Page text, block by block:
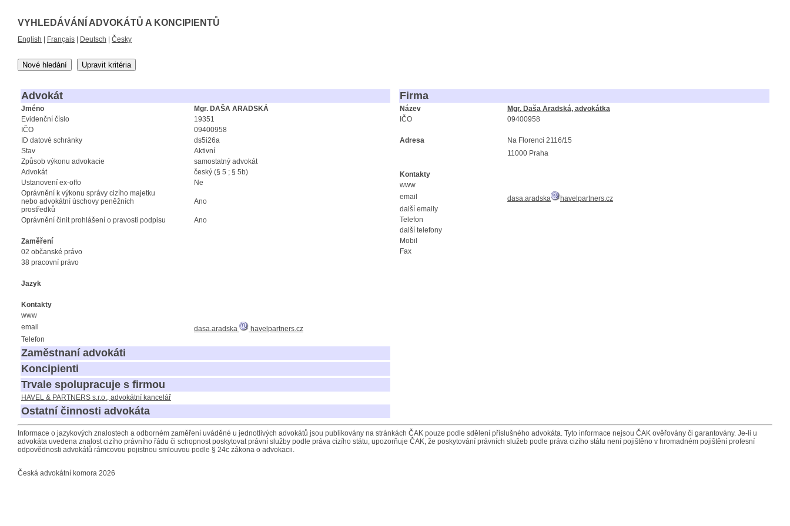
VYHLEDÁVÁNÍ ADVOKÁTŮ A KONCIPIENTŮ
English Français Deutsch Česky
Nové hledání Upravit kritéria
Advokát
Jméno
Mgr. DAŠA ARADSKÁ
Evidenční číslo
19351
IČO
09400958
ID datové schránky
ds5i26a
Stav
Aktivní
Způsob výkonu advokacie
samostatný advokát
Advokát
český (§ 5 ; § 5b)
Ustanovení ex-offo
Ne
Oprávnění k výkonu správy cizího majetku
nebo advokátní úschovy peněžních
prostředků
Ano
Oprávnění činit prohlášení o pravosti podpisu Ano
Zaměření
02 občanské právo
38 pracovní právo
Jazyk
Kontakty
www
email
dasa.aradska
havelpartners.cz
Telefon
Zaměstnaní advokáti
Koncipienti
Trvale spolupracuje s firmou
HAVEL & PARTNERS s.r.o., advokátní kancelář
Ostatní činnosti advokáta
Firma
Název
Mgr. Daša Aradská, advokátka
IČO
09400958
Adresa
Na Florenci 2116/15
11000 Praha
Kontakty
www
email
dasa.aradska
havelpartners.cz
další emaily
Telefon
další telefony
Mobil
Fax
Informace o jazykových znalostech a odborném zaměření uváděné u jednotlivých advokátů jsou publikovány na stránkách ČAK pouze podle sdělení příslušného advokáta. Tyto informace nejsou ČAK ověřovány či garantovány. Je-li u
advokáta uvedena znalost cizího právního řádu či schopnost poskytovat právní služby podle práva cizího státu, upozorňuje ČAK, že poskytování právních služeb podle práva cizího státu není pojištěno v hromadném pojištění profesní
odpovědnosti advokátů rámcovou pojistnou smlouvou podle § 24c zákona o advokacii.
Česká advokátní komora 2026